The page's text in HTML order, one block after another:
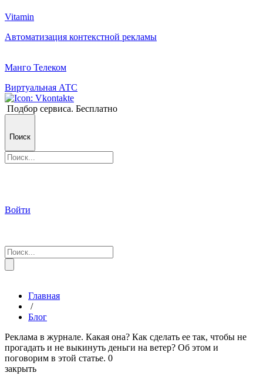
Vitamin
Автоматизация контекстной рекламы
Манго Телеком
Виртуальная АТС
Подбор сервиса. Бесплатно
Поиск
Войти
Главная
/
Блог
Реклама в журнале. Какая она? Как сделать ее так, чтобы не
прогадать и не выкинуть деньги на ветер? Об этом и
поговорим в этой статье. 0
закрыть